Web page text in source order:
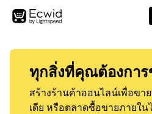
ทุกสิ่งที่คุณต้องการ
สร้างร้านค้าออนไลน์เพื่อขา
เดีย หรือตลาดซื้อขายภายใน